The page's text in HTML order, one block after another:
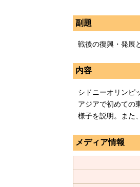
副題
戦後の復興・発展
内容
シドニーオリンピ
アジアで初めての
様子を説明。また
メディア情報